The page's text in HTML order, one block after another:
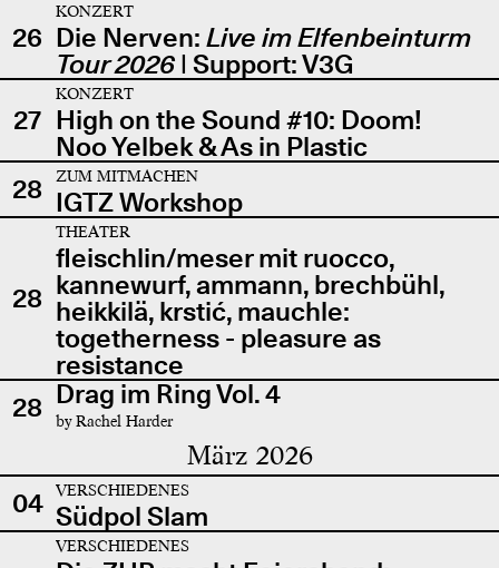
26
KONZERT
Die Nerven: Live im Elfenbeinturm
Tour 2026| Support: V3G
27
KONZERT
High on the Sound #10: Doom!
Noo Yelbek & As in Plastic
28
ZUM MITMACHEN
IGTZ Workshop
28
THEATER
fleischlin/meser mit ruocco,
kannewurf, ammann, brechbühl,
heikkilä, krstić, mauchle:
togetherness - pleasure as
resistance
28 Drag im Ring Vol. 4
by Rachel Harder
März 2026
04 VERSCHIEDENES
Südpol Slam
VERSCHIEDENES